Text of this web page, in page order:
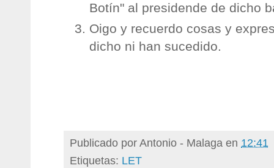
Botín" al presidende de dicho
Oigo y recuerdo cosas y
dicho ni han sucedido.
Publicado porAntonio - Malaga en 12:41
Etiquetas: LET